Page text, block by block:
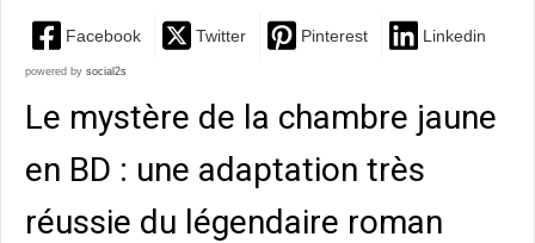
Facebook Twitter Pinterest Linkedin
powered by social2s
Le mystère de la chambre jaune
en BD : une adaptation très
réussie du légendaire roman